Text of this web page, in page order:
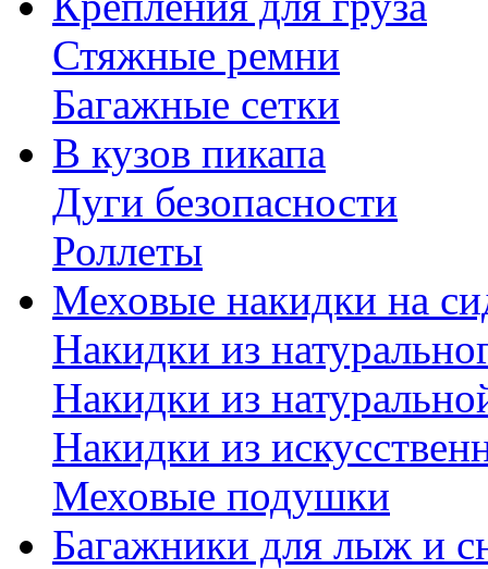
Стяжные ремни
Багажные сетки
В кузов пикапа
Дуги безопасности
Роллеты
Меховые накидки на
Накидки из
Накидки из
Накидки из
Меховые подушки
Багажники для лыж и